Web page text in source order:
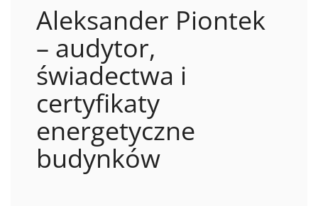
Aleksander Piontek
– audytor,
świadectwa i
certyfikaty
energetyczne
budynków